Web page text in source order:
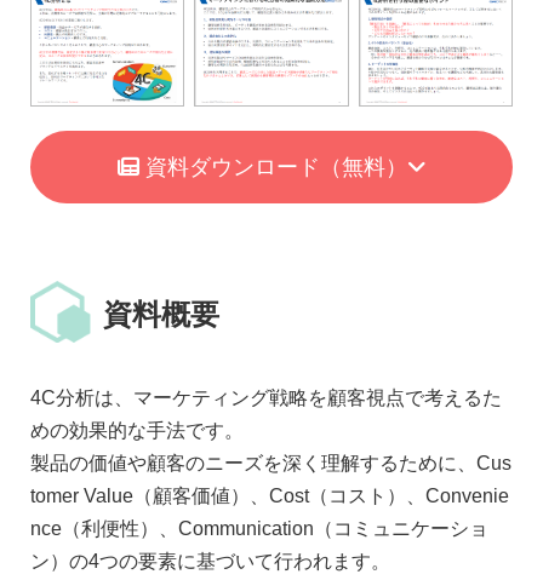
資料ダウンロード （無料）
資料概要
4C分析は、マーケティング戦略を顧客視点で考えるた
めの効果的な手法です。
製品の価値や顧客のニーズを深く理解するために、Cus
tomer Value（顧客価値）、Cost（コスト）、Convenie
nce（利便性）、Communication（コミュニケーショ
ン）の4つの要素に基づいて行われます。